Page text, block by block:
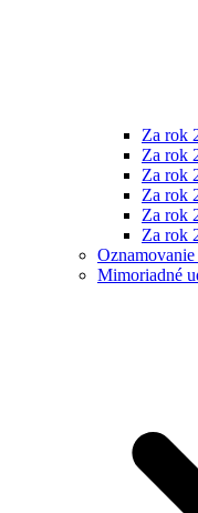
Za rok
Za rok
Za rok
Za rok
Za rok
Za rok
Mimoriadné